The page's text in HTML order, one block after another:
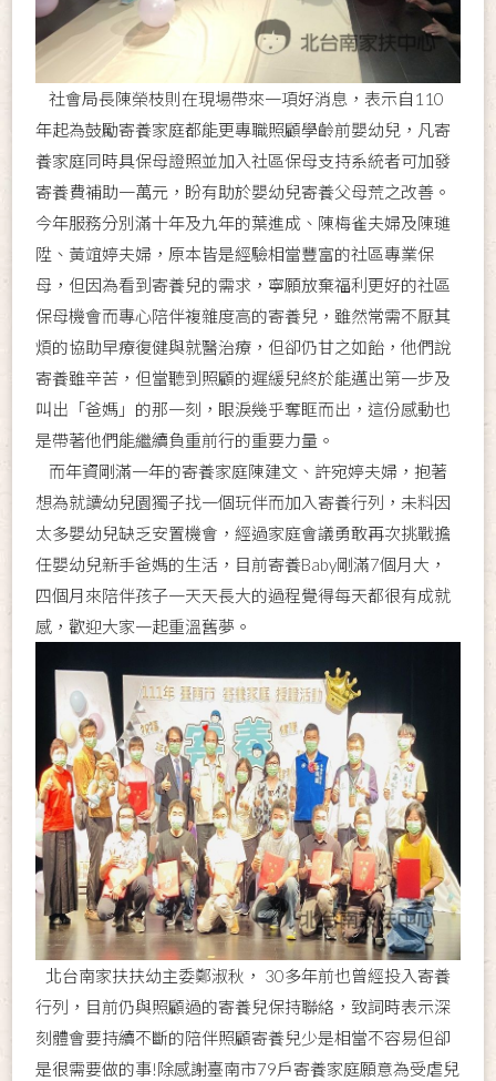
社會局長陳榮枝則在現場帶來一項好消息，表示自110
年起為鼓勵寄養家庭都能更專職照顧學齡前嬰幼兒，凡寄
養家庭同時具保母證照並加入社區保母支持系統者可加發
寄養費補助一萬元，盼有助於嬰幼兒寄養父母荒之改善。
今年服務分別滿十年及九年的葉進成、陳梅雀夫婦及陳璡
陞、黃竩婷夫婦，原本皆是經驗相當豐富的社區專業保
母，但因為看到寄養兒的需求，寧願放棄福利更好的社區
保母機會而專心陪伴複雜度高的寄養兒，雖然常需不厭其
煩的協助早療復健與就醫治療，但卻仍甘之如飴，他們說
寄養雖辛苦，但當聽到照顧的遲緩兒終於能邁出第一步及
叫出「爸媽」的那一刻，眼淚幾乎奪眶而出，這份感動也
是帶著他們能繼續負重前行的重要力量。
而年資剛滿一年的寄養家庭陳建文、許宛婷夫婦，抱著
想為就讀幼兒園獨子找一個玩伴而加入寄養行列，未料因
太多嬰幼兒缺乏安置機會，經過家庭會議勇敢再次挑戰擔
任嬰幼兒新手爸媽的生活，目前寄養Baby剛滿7個月大，
四個月來陪伴孩子一天天長大的過程覺得每天都很有成就
感，歡迎大家一起重溫舊夢。
北台南家扶扶幼主委鄭淑秋， 30多年前也曾經投入寄養
行列，目前仍與照顧過的寄養兒保持聯絡，致詞時表示深
刻體會要持續不斷的陪伴照顧寄養兒少是相當不容易但卻
是很需要做的事!除感謝臺南市79戶寄養家庭願意為受虐兒